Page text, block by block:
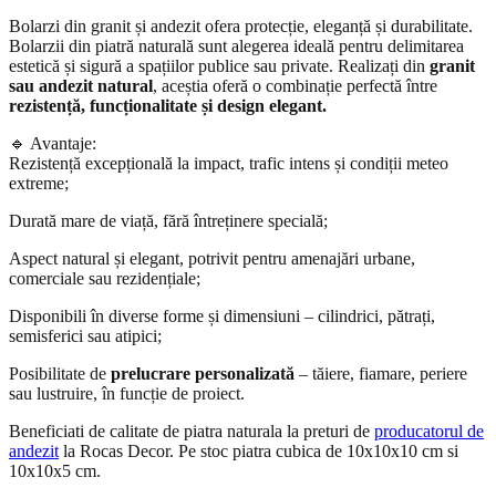
Bolarzi din granit și andezit ofera protecție, eleganță și durabilitate.
Bolarzii din piatră naturală sunt alegerea ideală pentru delimitarea
estetică și sigură a spațiilor publice sau private. Realizați din granit
sau andezit natural, aceștia oferă o combinație perfectă între
rezistență, funcționalitate și design elegant.
🔹 Avantaje:
Rezistență excepțională la impact, trafic intens și condiții meteo
extreme;
Durată mare de viață, fără întreținere specială;
Aspect natural și elegant, potrivit pentru amenajări urbane,
comerciale sau rezidențiale;
Disponibili în diverse forme și dimensiuni – cilindrici, pătrați,
semisferici sau atipici;
Posibilitate de prelucrare personalizată – tăiere, fiamare, periere
sau lustruire, în funcție de proiect.
Beneficiati de calitate de piatra naturala la preturi de producatorul de
andezit la Rocas Decor. Pe stoc piatra cubica de 10x10x10 cm si
10x10x5 cm.